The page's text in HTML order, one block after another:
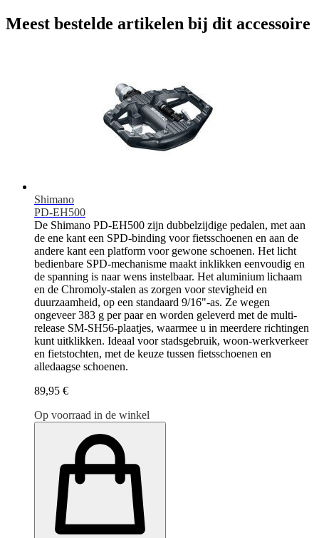
Meest bestelde artikelen bij dit accessoire
Shimano
PD-EH500
De Shimano PD-EH500 zijn dubbelzijdige pedalen, met aan
de ene kant een SPD-binding voor fietsschoenen en aan de
andere kant een platform voor gewone schoenen. Het licht
bedienbare SPD-mechanisme maakt inklikken eenvoudig en
de spanning is naar wens instelbaar. Het aluminium lichaam
en de Chromoly-stalen as zorgen voor stevigheid en
duurzaamheid, op een standaard 9/16"-as. Ze wegen
ongeveer 383 g per paar en worden geleverd met de multi-
release SM-SH56-plaatjes, waarmee u in meerdere richtingen
kunt uitklikken. Ideaal voor stadsgebruik, woon-werkverkeer
en fietstochten, met de keuze tussen fietsschoenen en
alledaagse schoenen.
89,95 €
Op voorraad in de winkel